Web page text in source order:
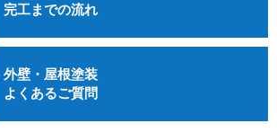
完工までの流れ
外壁・屋根塗装
よくあるご質問